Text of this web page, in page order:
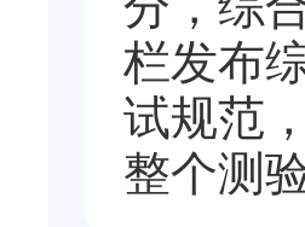
栏发布
试规范
整个测